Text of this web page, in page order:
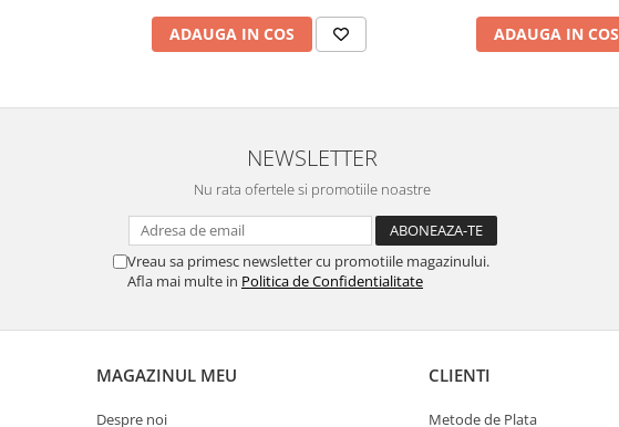
ADAUGA IN COS ADAUGA IN COS
NEWSLETTER
Nu rata ofertele si promotiile noastre
Vreau sa primesc newsletter cu promotiile magazinului.
Afla mai multe in Politica de Confidentialitate
MAGAZINUL MEU
Despre noi
CLIENTI
Metode de Plata